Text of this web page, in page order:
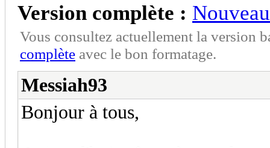
Version complète :
Vous consultez actuellement la version
complète avec le bon formatage.
Messiah93
Bonjour à tous,